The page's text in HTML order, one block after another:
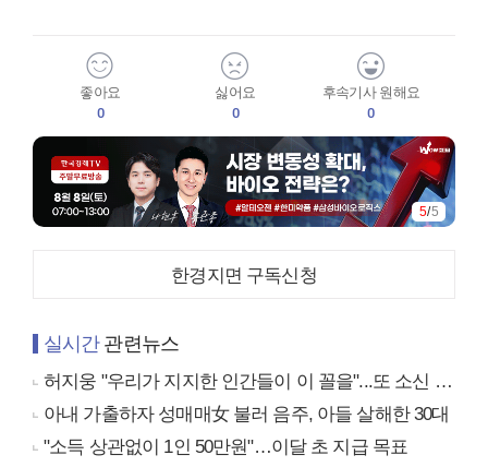
좋아요
0
싫어요
0
후속기사 원해요
0
5/5
한경지면 구독신청
실시간관련뉴스
허지웅 "우리가 지지한 인간들이 이 꼴을"...또 소신 발언
아내 가출하자 성매매女 불러 음주, 아들 살해한 30대
"소득 상관없이 1인 50만원"…이달 초 지급 목표